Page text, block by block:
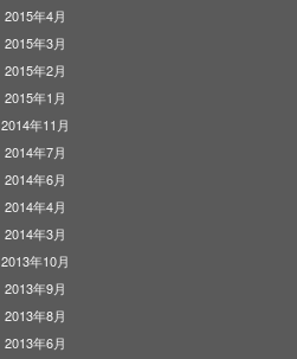
2015年4月
2015年3月
2015年2月
2015年1月
2014年11月
2014年7月
2014年6月
2014年4月
2014年3月
2013年10月
2013年9月
2013年8月
2013年6月